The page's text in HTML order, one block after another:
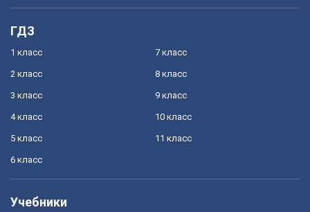
ГДЗ
1 класс
2 класс
3 класс
4 класс
5 класс
6 класс
7 класс
8 класс
9 класс
10 класс
11 класс
Учебники